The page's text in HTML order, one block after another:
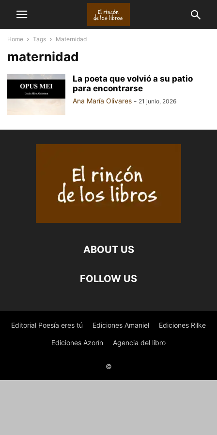
Home Tags Maternidad
maternidad
La poeta que volvió a su patio
para encontrarse
Ana María Olivares - 21 junio, 2026
ABOUT US
FOLLOW US
Editorial Poesía eres tú Ediciones Amaniel Ediciones Rilke
Ediciones Azorín Agencia del libro
©